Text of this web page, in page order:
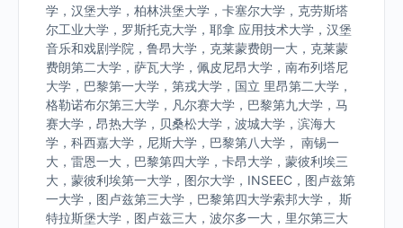
学，汉堡大学，柏林洪堡大学，卡塞尔大学，克劳斯塔
尔工业大学，罗斯托克大学，耶拿 应用技术大学，汉堡
音乐和戏剧学院，鲁昂大学，克莱蒙费朗一大，克莱蒙
费朗第二大学，萨瓦大学，佩皮尼昂大学，南布列塔尼
大学，巴黎第一大学，第戎大学，国立 里昂第二大学，
格勒诺布尔第三大学，凡尔赛大学，巴黎第九大学，马
赛大学，昂热大学，贝桑松大学，波城大学，滨海大
学，科西嘉大学，尼斯大学，巴黎第八大学， 南锡一
大，雷恩一大，巴黎第四大学，卡昂大学，蒙彼利埃三
大，蒙彼利埃第一大学，图尔大学，INSEEC，图卢兹第
一大学，图卢兹第三大学，巴黎第四大学索邦大学， 斯
特拉斯堡大学，图卢兹三大，波尔多一大，里尔第三大